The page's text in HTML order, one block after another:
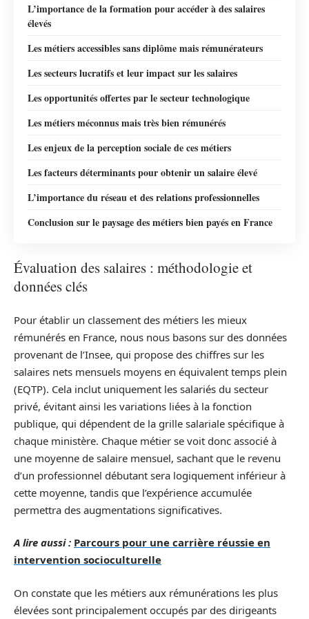
L’importance de la formation pour accéder à des salaires
élevés
Les métiers accessibles sans diplôme mais rémunérateurs
Les secteurs lucratifs et leur impact sur les salaires
Les opportunités offertes par le secteur technologique
Les métiers méconnus mais très bien rémunérés
Les enjeux de la perception sociale de ces métiers
Les facteurs déterminants pour obtenir un salaire élevé
L’importance du réseau et des relations professionnelles
Conclusion sur le paysage des métiers bien payés en France
Évaluation des salaires : méthodologie et
données clés
Pour établir un classement des métiers les mieux
rémunérés en France, nous nous basons sur des données
provenant de l’Insee, qui propose des chiffres sur les
salaires nets mensuels moyens en équivalent temps plein
(EQTP). Cela inclut uniquement les salariés du secteur
privé, évitant ainsi les variations liées à la fonction
publique, qui dépendent de la grille salariale spécifique à
chaque ministère. Chaque métier se voit donc associé à
une moyenne de salaire mensuel, sachant que le revenu
d’un professionnel débutant sera logiquement inférieur à
cette moyenne, tandis que l’expérience accumulée
permettra des augmentations significatives.
A lire aussi : Parcours pour une carrière réussie en
intervention socioculturelle
On constate que les métiers aux rémunérations les plus
élevées sont principalement occupés par des dirigeants